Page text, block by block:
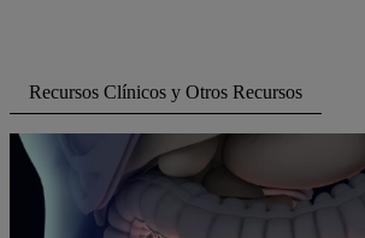
Recursos Clínicos y Otros Recursos